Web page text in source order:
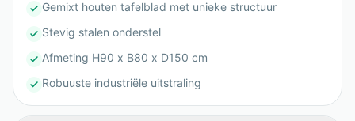
Gemixt houten tafelblad met unieke structuur
Stevig stalen onderstel
Afmeting H90 x B80 x D150 cm
Robuuste industriële uitstraling